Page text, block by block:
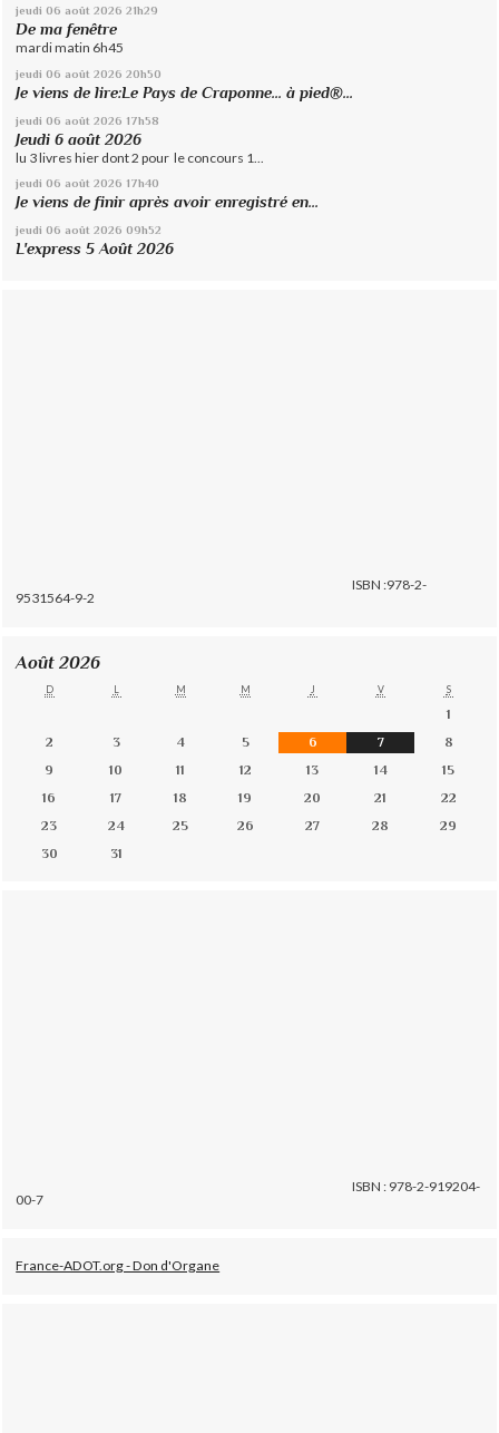
jeudi 06 août 2026 21h29
De ma fenêtre
mardi matin 6h45
jeudi 06 août 2026 20h50
Je viens de lire:Le Pays de Craponne... à pied®...
jeudi 06 août 2026 17h58
Jeudi 6 août 2026
lu 3 livres hier dont 2 pour le concours 1...
jeudi 06 août 2026 17h40
Je viens de finir après avoir enregistré en...
jeudi 06 août 2026 09h52
L'express 5 Août 2026
ISBN :978-2-
9531564-9-2
Août 2026
D L M M J V S
1
2
3 4 5 6 7
8
9
10 11 12 13 14
15
16
17 18 19 20 21
22
23
24 25 26 27 28
29
30
31
ISBN : 978-2-919204-
00-7
France-ADOT.org - Don d'Organe